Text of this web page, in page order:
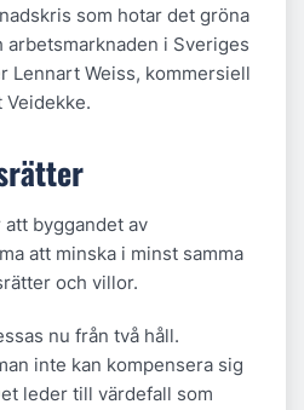
som hotar det gröna
i Sveriges
Lennart Weiss, kommersiell
byggandet av
att minska i minst samma
och villor.
nu från två håll.
inte kan kompensera sig
leder till värdefall som